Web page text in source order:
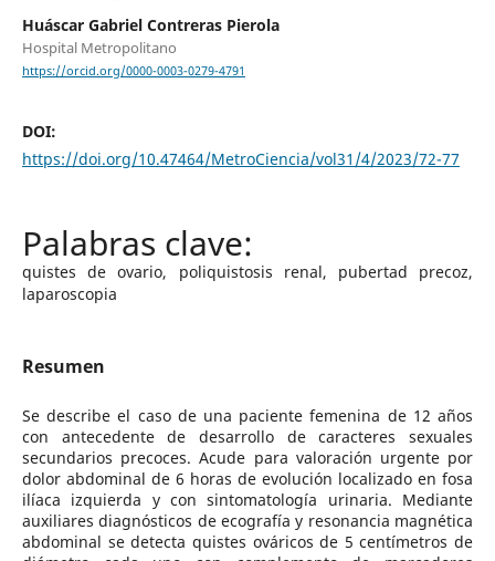
Huáscar Gabriel Contreras Pierola
Hospital Metropolitano
https://orcid.org/0000-0003-0279-4791
DOI:
https://doi.org/10.47464/MetroCiencia/vol31/4/2023/72-77
quistes de ovario, poliquistosis renal, pubertad precoz,
laparoscopia
Resumen
Se describe el caso de una paciente femenina de 12 años
con antecedente de desarrollo de caracteres sexuales
secundarios precoces. Acude para valoración urgente por
dolor abdominal de 6 horas de evolución localizado en fosa
ilíaca izquierda y con sintomatología urinaria. Mediante
auxiliares diagnósticos de ecografía y resonancia magnética
abdominal se detecta quistes ováricos de 5 centímetros de